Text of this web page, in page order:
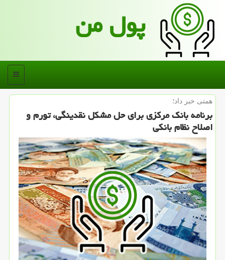
پول من
منو
همتی خبر داد؛
برنامه بانك مركزی برای حل مشكل نقدینگی، تورم و
اصلاح نظام بانكی